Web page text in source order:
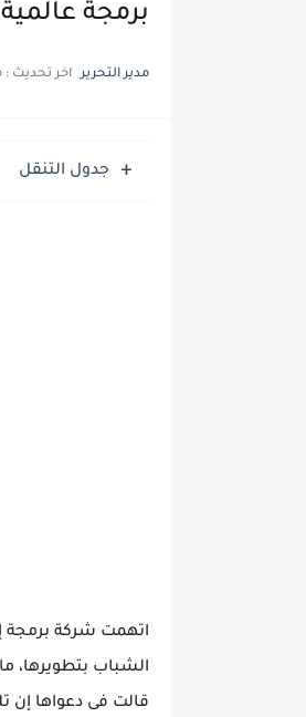
برمجة عالمية
مدير التحرير اخر تحديث :
جدول التنقل
الشباب بتطويرها،
قالت فى دعواها إن تلك